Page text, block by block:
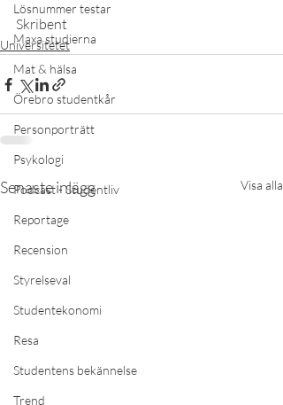
Lösnummer testar
Maxa studierna
Mat & hälsa
Örebro studentkår
Personporträtt
Psykologi
Podcast - Studentliv
Reportage
Recension
Styrelseval
Studentekonomi
Resa
Studentens bekännelse
Trend
Skribent
Universitetet
Senaste inlägg Visa alla